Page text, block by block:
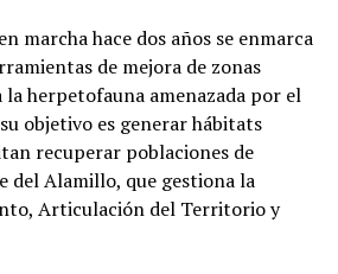
marcha hace dos años se enmarca
de mejora de zonas
la herpetofauna amenazada por el
objetivo es generar hábitats
recuperar poblaciones de
del Alamillo, que gestiona la
Articulación del Territorio y